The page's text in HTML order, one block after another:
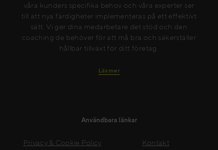
våra kunders specifika behov och våra experter ser
till att nya färdigheter implementeras på ett effektivt
sätt. Vi ger dina medarbetare det stöd och den
coaching de behöver för att må bra och säkerställer
hållbar tillväxt för ditt företag.
Läs mer
Användbara länkar
Privacy & Cookie Policy Kontakt